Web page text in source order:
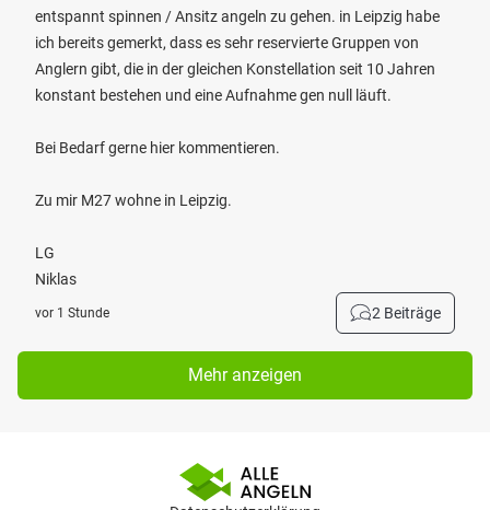
entspannt spinnen / Ansitz angeln zu gehen. in Leipzig habe
ich bereits gemerkt, dass es sehr reservierte Gruppen von
Anglern gibt, die in der gleichen Konstellation seit 10 Jahren
konstant bestehen und eine Aufnahme gen null läuft.
Bei Bedarf gerne hier kommentieren.
Zu mir M27 wohne in Leipzig.
LG
Niklas
vor 1 Stunde 2 Beiträge
Mehr anzeigen